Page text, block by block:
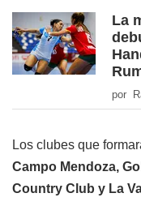
La
por
Los clubes que
Campo Mendoza,
Country Club y La